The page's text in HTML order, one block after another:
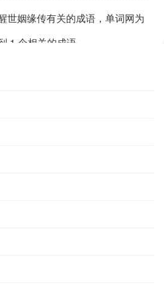
世姻缘传有关的成语，单词网为
1 个相关的成语。